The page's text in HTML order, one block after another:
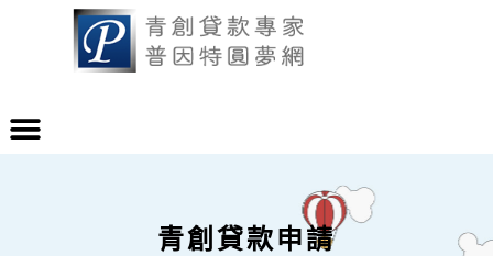
青創貸款申請